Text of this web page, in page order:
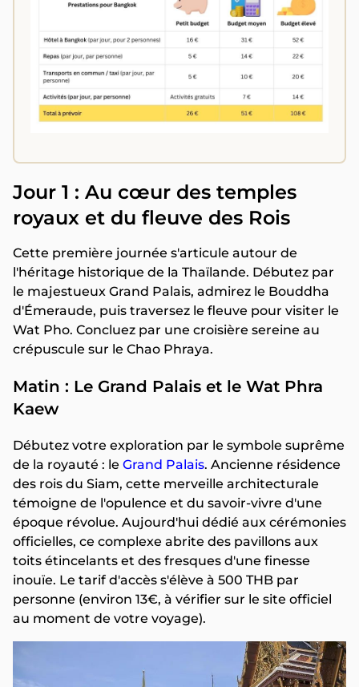
Jour 1 : Au cœur des temples
royaux et du fleuve des Rois
Cette première journée s'articule autour de
l'héritage historique de la Thaïlande. Débutez par
le majestueux Grand Palais, admirez le Bouddha
d'Émeraude, puis traversez le fleuve pour visiter le
Wat Pho. Concluez par une croisière sereine au
crépuscule sur le Chao Phraya.
Matin : Le Grand Palais et le Wat Phra
Kaew
Débutez votre exploration par le symbole suprême
de la royauté : le Grand Palais. Ancienne résidence
des rois du Siam, cette merveille architecturale
témoigne de l'opulence et du savoir-vivre d'une
époque révolue. Aujourd'hui dédié aux cérémonies
officielles, ce complexe abrite des pavillons aux
toits étincelants et des fresques d'une finesse
inouïe. Le tarif d'accès s'élève à 500 THB par
personne (environ 13€, à vérifier sur le site officiel
au moment de votre voyage).